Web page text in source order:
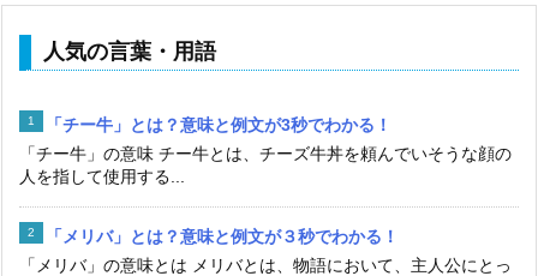
人気の言葉・用語
「チー牛」とは？意味と例文が3秒でわかる！
「チー牛」の意味 チー牛とは、チーズ牛丼を頼んでいそうな顔の
人を指して使用する...
「メリバ」とは？意味と例文が３秒でわかる！
「メリバ」の意味とは メリバとは、物語において、主人公にとっ